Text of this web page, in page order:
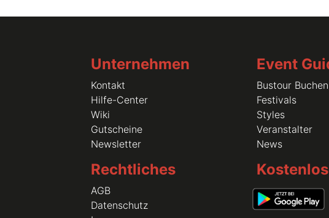
Unternehmen
Kontakt
Hilfe-Center
Wiki
Gutscheine
Newsletter
Event
Bustour Buchen
Festivals
Styles
Veranstalter
News
Rechtliches
AGB
Datenschutz